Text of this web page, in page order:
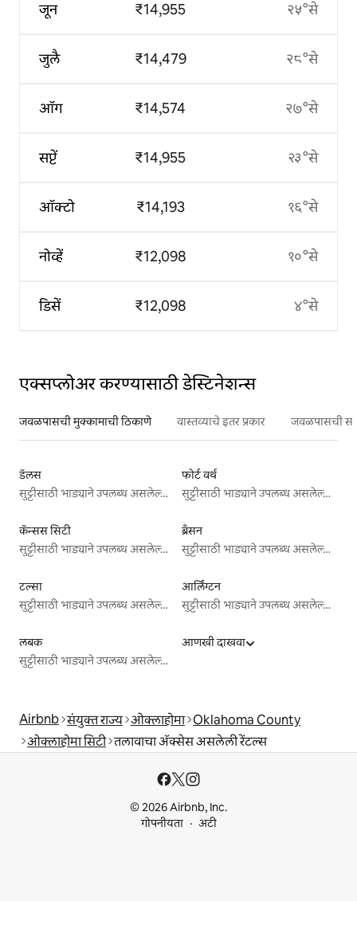
जून
जुलै
ऑग
सप्टें
ऑक्टो
नोव्हें
डिसें
₹14,955
₹14,479
₹14,574
₹14,955
₹14,193
₹12,098
₹12,098
२५°से
२८°से
२७°से
२३°से
१६°से
१०°से
४°से
एक्सप्लोअर करण्यासाठी डेस्टिनेशन्स
जवळपासची मुक्कामाची ठिकाणे वास्तव्याचे इतर प्रकार जवळपासची
डॅलस
सुट्टीसाठी भाड्याने उपलब्ध असलेल्या जागा
फोर्ट वर्थ
सुट्टीसाठी भाड्याने उपलब्ध असलेल्या जागा
कॅन्सस सिटी
सुट्टीसाठी भाड्याने उपलब्ध असलेल्या जागा
ब्रँसन
सुट्टीसाठी भाड्याने उपलब्ध असलेल्या जागा
टल्सा
सुट्टीसाठी भाड्याने उपलब्ध असलेल्या जागा
आर्लिंग्टन
सुट्टीसाठी भाड्याने उपलब्ध असलेल्या जागा
लबक
सुट्टीसाठी भाड्याने उपलब्ध असलेल्या जागा
आणखी दाखवा
Airbnb संयुक्त राज्य ओक्लाहोमा Oklahoma County
ओक्लाहोमा सिटी तलावाचा ॲक्सेस असलेली रेंटल्स
© 2026 Airbnb, Inc.
गोपनीयता
अटी